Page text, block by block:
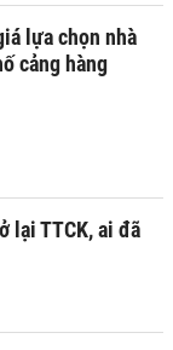
lựa chọn nhà
cảng hàng
lại TTCK, ai đã